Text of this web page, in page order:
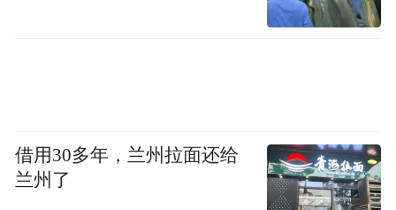
借用30多年，兰州拉面还给
兰州了